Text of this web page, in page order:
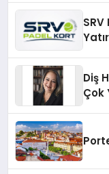
Diş
Çok